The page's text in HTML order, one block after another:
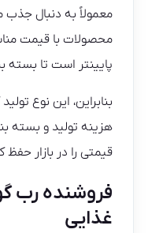
معمولاً به دنبال
محصولات با قیمت
پایینتر است تا بسته
بنابراین، این نوع
هزینه تولید و بسته
قیمتی را در بازار حفظ
فروشنده رب
غذایی